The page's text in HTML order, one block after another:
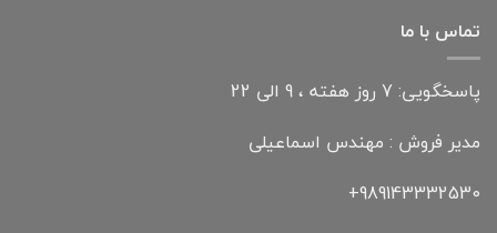
تماس با ما
پاسخگویی: 7 روز هفته ، 9 الی 22
مدیر فروش : مهندس اسماعیلی
989143332530+